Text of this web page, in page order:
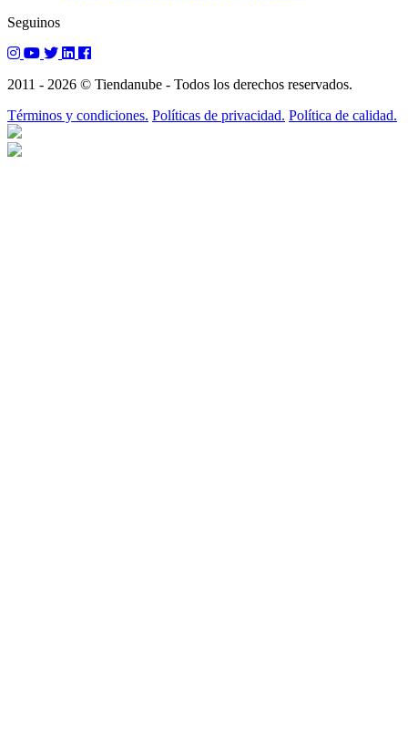
Seguinos
2011 - 2026 © Tiendanube - Todos los derechos reservados.
Términos y condiciones. Políticas de privacidad. Política de calidad.